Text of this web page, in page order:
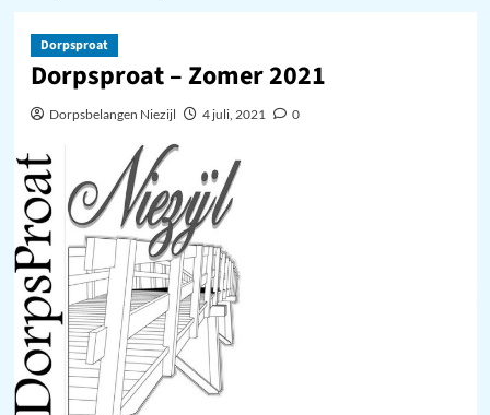
Dorpsproat
Dorpsproat – Zomer 2021
Dorpsbelangen Niezijl 4 juli, 2021 0